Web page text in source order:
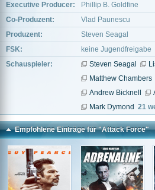
Executive Producer:
Phillip B. Goldfine
Co-Produzent:
Vlad Paunescu
Produzent:
Steven Seagal
FSK:
keine Jugendfreigabe
Schauspieler:
Steven Seagal
Matthew Chambers
Andrew Bicknell
Mark Dymond 21
Empfohlene Einträge für "Attack Force"